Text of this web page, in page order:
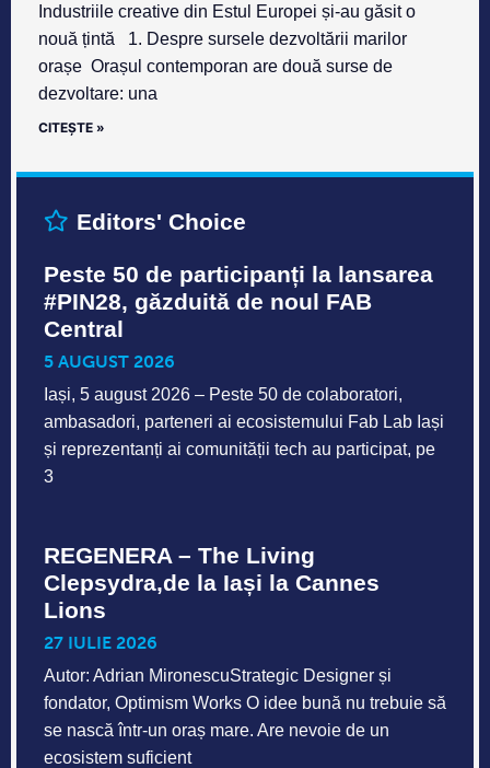
Industriile creative din Estul Europei și-au găsit o
nouă țintă 1. Despre sursele dezvoltării marilor
orașe Orașul contemporan are două surse de
dezvoltare: una
CITEȘTE »
Editors' Choice
Peste 50 de participanți la lansarea
#PIN28, găzduită de noul FAB
Central
5 AUGUST 2026
Iași, 5 august 2026 – Peste 50 de colaboratori,
ambasadori, parteneri ai ecosistemului Fab Lab Iași
și reprezentanți ai comunității tech au participat, pe
3
REGENERA – The Living
Clepsydra,de la Iași la Cannes
Lions
27 IULIE 2026
Autor: Adrian MironescuStrategic Designer și
fondator, Optimism Works O idee bună nu trebuie să
se nască într-un oraș mare. Are nevoie de un
ecosistem suficient